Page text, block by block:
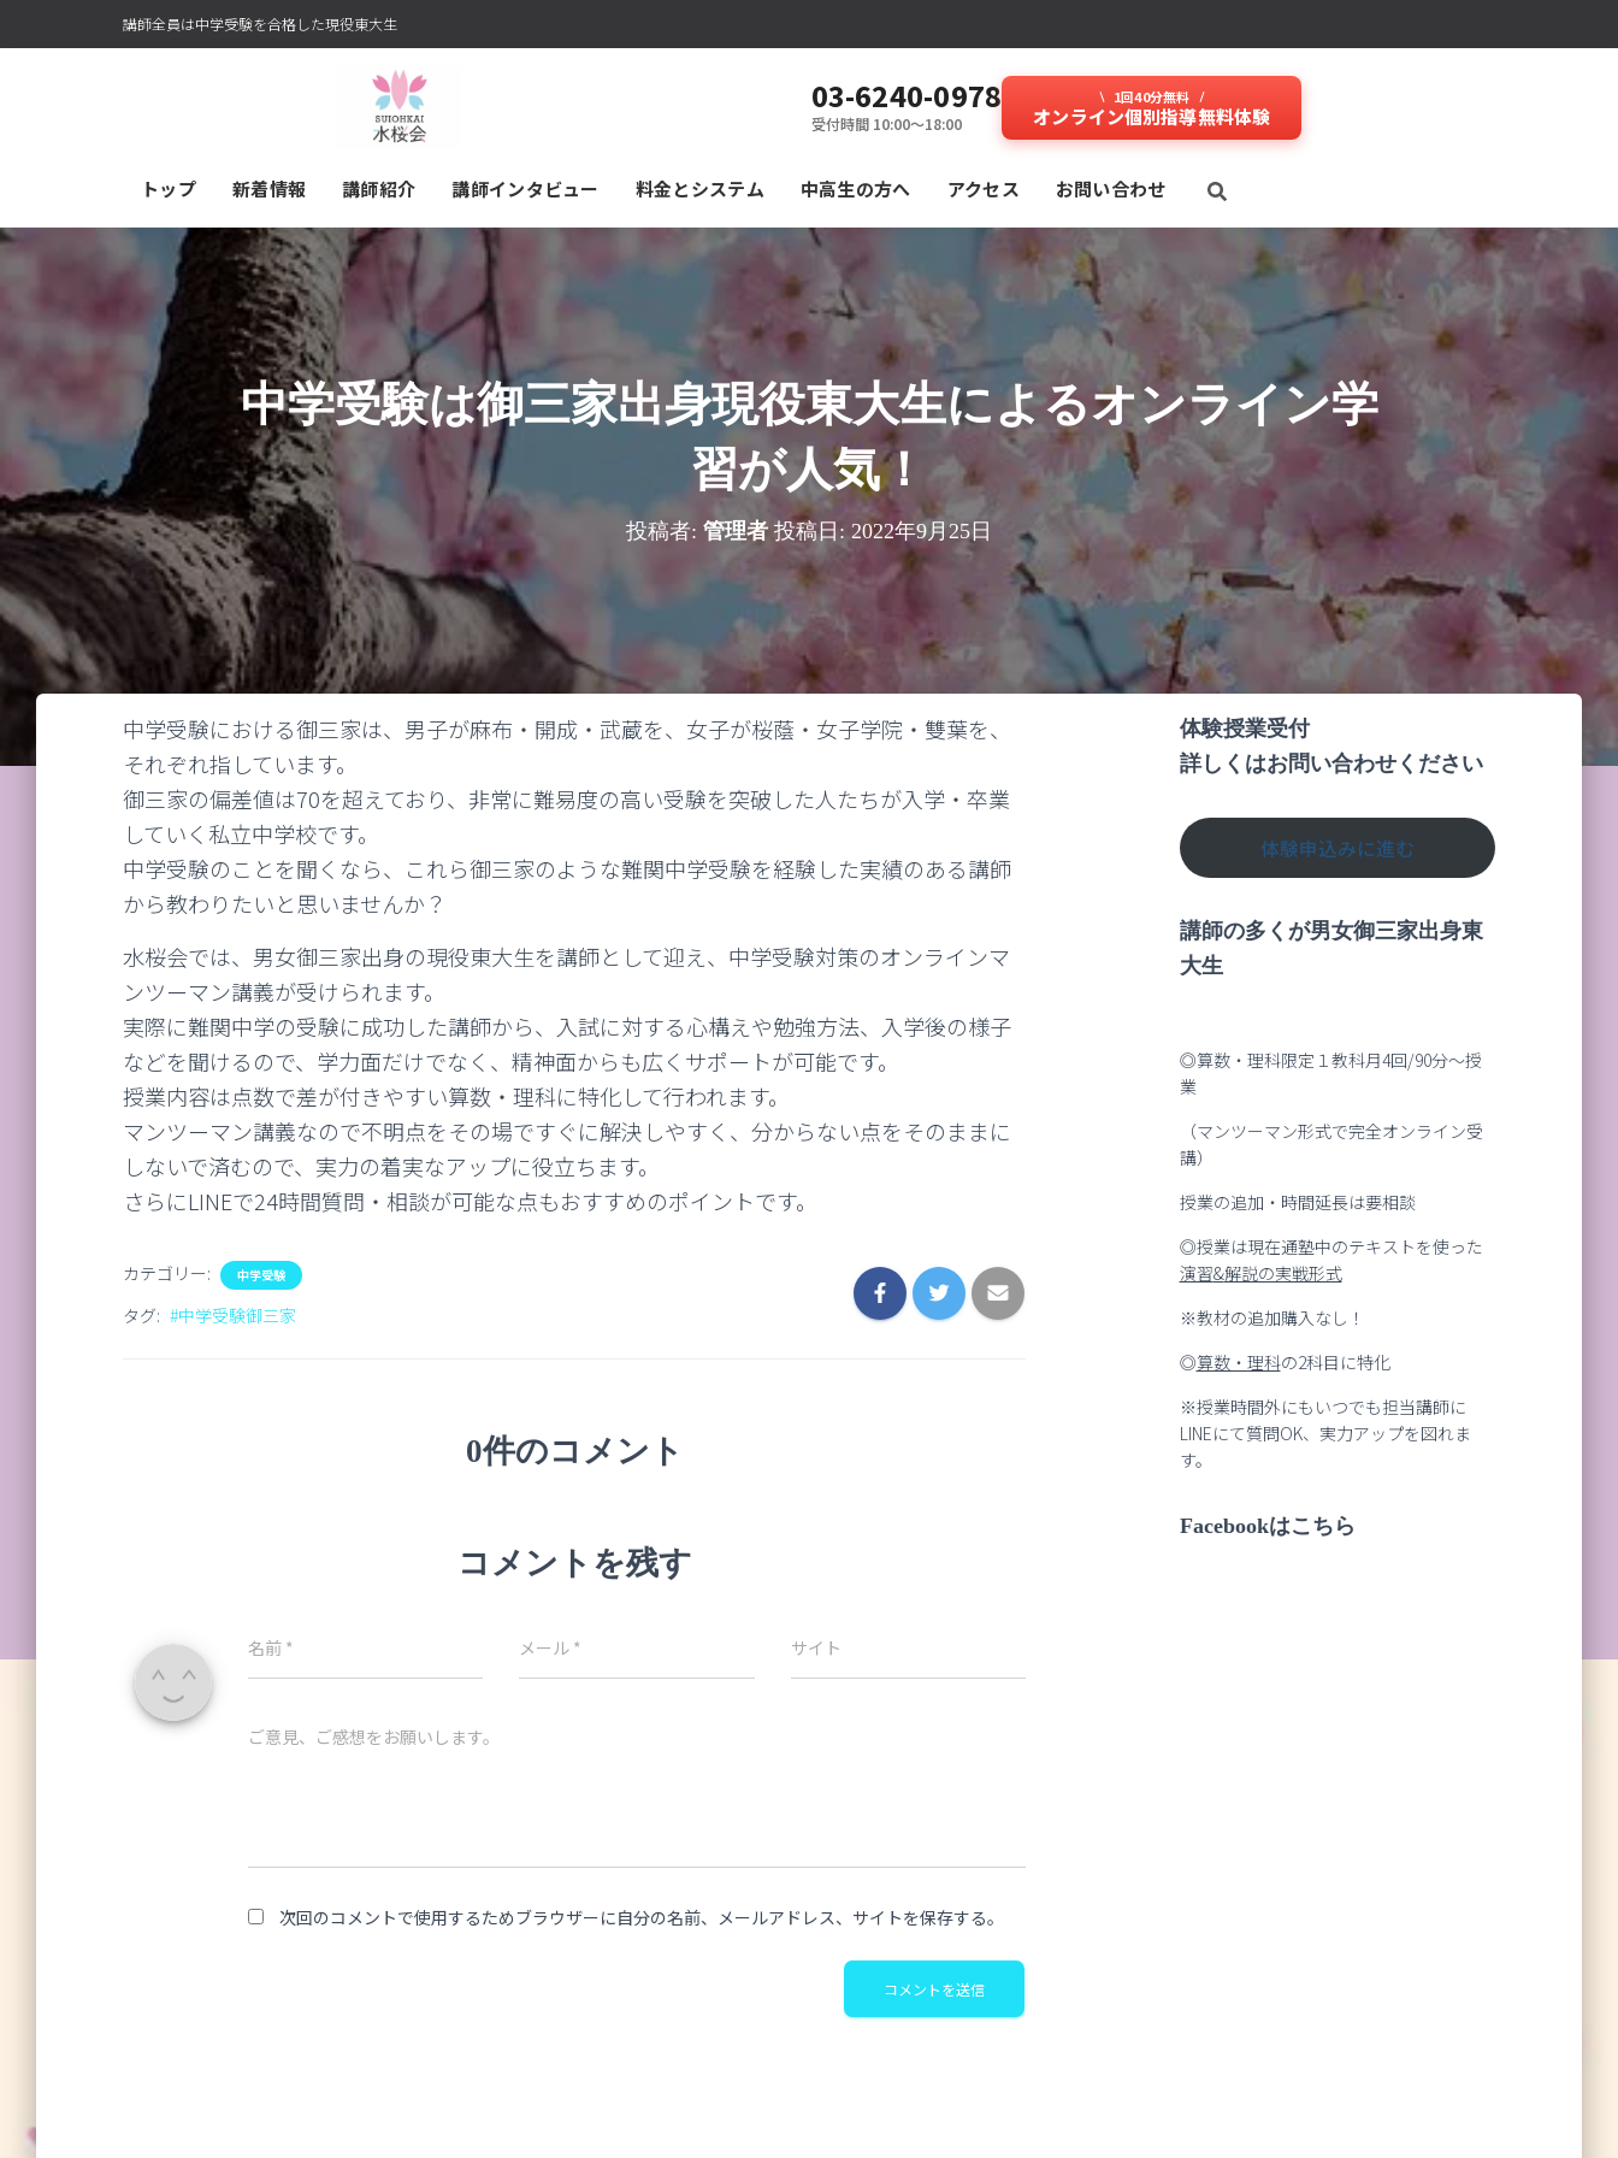
講師全員は中学受験を合格した現役東大生
03-6240-0978
受付時間 10:00～18:00
1回40分無料
オンライン個別指導無料体験
トップ 新着情報 講師紹介 講師インタビュー 料⾦とシステム 中高生の方へ アクセス お問い合わせ
中学受験は御三家出身現役東大生によるオンライン学
習が人気！
投稿者: 管理者 投稿日:2022年9月25日
中学受験における御三家は、男子が麻布・開成・武蔵を、女子が桜蔭・女子学院・雙葉を、
それぞれ指しています。
御三家の偏差値は70を超えており、非常に難易度の高い受験を突破した人たちが入学・卒業
していく私立中学校です。
中学受験のことを聞くなら、これら御三家のような難関中学受験を経験した実績のある講師
から教わりたいと思いませんか？
水桜会では、男女御三家出身の現役東大生を講師として迎え、中学受験対策のオンラインマ
ンツーマン講義が受けられます。
実際に難関中学の受験に成功した講師から、入試に対する心構えや勉強方法、入学後の様子
などを聞けるので、学力面だけでなく、精神面からも広くサポートが可能です。
授業内容は点数で差が付きやすい算数・理科に特化して行われます。
マンツーマン講義なので不明点をその場ですぐに解決しやすく、分からない点をそのままに
しないで済むので、実力の着実なアップに役立ちます。
さらにLINEで24時間質問・相談が可能な点もおすすめのポイントです。
カテゴリー: 中学受験
タグ: #中学受験御三家
0件のコメント
コメントを残す
名前 * メール * サイト
ご意見、ご感想をお願いします。
次回のコメントで使用するためブラウザーに自分の名前、メールアドレス、サイトを保存する。
体験授業受付
詳しくはお問い合わせください
体験申込みに進む
講師の多くが男女御三家出身東
大生
◎算数・理科限定１教科月4回/90分～授
業
（マンツーマン形式で完全オンライン受
講）
授業の追加・時間延長は要相談
◎授業は現在通塾中のテキストを使った
演習&解説の実戦形式
※教材の追加購入なし！
◎算数・理科の2科目に特化
※授業時間外にもいつでも担当講師に
LINEにて質問OK、実力アップを図れま
す。
Facebookはこちら